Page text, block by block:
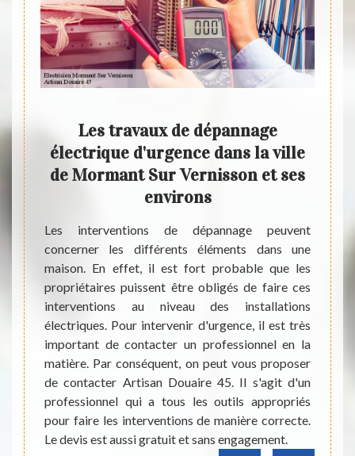
ses
à
peut
Les travaux de dépannage
électrique d'urgence dans la ville
de Mormant Sur Vernisson et ses
environs
Les interventions de dépannage peuvent
concerner les différents éléments dans une
maison. En effet, il est fort probable que les
propriétaires puissent être obligés de faire ces
interventions au niveau des installations
électriques. Pour intervenir d'urgence, il est très
important de contacter un professionnel en la
matière. Par conséquent, on peut vous proposer
de contacter Artisan Douaire 45. Il s'agit d'un
professionnel qui a tous les outils appropriés
pour faire les interventions de manière correcte.
Le devis est aussi gratuit et sans engagement.
pour
les
liées